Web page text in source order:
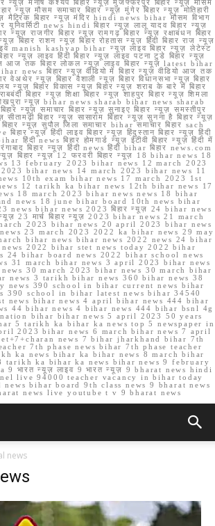
न्यूज़ मनीष कश्यप बिहार न्यूज़ मुजफ्फरपुर बिहार न्यूज़ मौसम
न्यूज़ मौसम समाचार बिहार न्यूज़ मुंगेर बिहार न्यूज़ मोतिहारी
मैट्रिक बिहार न्यूज़ मंदिर hindi news bihar मौसम विभाग
यूनिवर्सिटी news hindi बिहार न्यूज़ लालू यादव बिहार न्यूज़
न्यूज़ राजगीर बिहार न्यूज़ रामगढ़ बिहार न्यूज़ रक्षाबंधन बिहार
बिहार राशन न्यूज़ बिहार रोहतास न्यूज़ हिंदी बिहार राज न्यूज़
manish kashyap bihar न्यूज़ लाइव बिहार न्यूज़ लेटेस्ट
न्यूज़ लाइव हिंदी बिहार न्यूज़ लाइव पटना टुडे बिहार न्यूज़
आज तक बिहार लोकल न्यूज़ लाइव बिहार न्यूज़ latest bihar
news बिहार न्यूज़ वीडियो में बिहार न्यूज़ वीडियो आज तक
वेअथेर न्यूज़ बिहार वैशाली न्यूज़ बिहार विधानसभा न्यूज़ बिहार
न्यूज़ बिहार विकास न्यूज़ बिहार न्यूज़ शराब के बारे में बिहार
बिहार न्यूज़ शिक्षा बिहार न्यूज़ शाहपुर बिहार न्यूज़ शिमला
शेखपुरा न्यूज़ bihar news sharab bihar news sharab
न्यूज़ समाचार बिहार न्यूज़ सुनाइए बिहार न्यूज़ समस्तीपुर
सीतामढ़ी बिहार न्यूज़ सासाराम बिहार न्यूज़ सुनना है बिहार न्यूज़
न्यूज़ सुपौल जिला समाचार bihar समाचार बिहार sach
न्यूज़ हिंदी लाइव बिहार न्यूज़ हिंदुस्तान बिहार न्यूज़ हिंदी
हिंदी news बिहार होमगार्ड न्यूज़ ईटीवी बिहार न्यूज़ हिंदी में
बिहार न्यूज़ हिंदी news हिंदी bihar बिहार news.com
न्यूज़ बिहार न्यूज़ 12 फरवरी बिहार न्यूज़ 18 bihar news 18
13 february 2023 bihar news 12 march 2023
bihar news 14 march 2023 bihar news 11
10th exam bihar news 17 march 2023 1st
12 tarikh ka bihar news 12th bihar news 17
18 march 2023 bihar news news 18 bihar
news 18 june bihar board 10th news bihar
news bihar news 2023 बिहार न्यूज़ 24 bihar news
23 मार्च बिहार न्यूज़ 2023 bihar news 21 march
2023 bihar news 20 april 2023 bihar news
23 march 2023 2022 ka bihar news 29 may
bihar news bihar news 2022 news 24 bihar
2022 bihar stet news today 2022 bihar
24 bihar board news 2022 bihar school news
31 march bihar news 3 april 2023 bihar news
30 march 2023 bihar news 30 march bihar
news 3 tarikh bihar news 360 bihar news 38
news 390 school in bihar current news bihar
390 school in bihar latest news bihar 34540
news bihar news 4 april bihar news 444 bihar
44 bihar news 4 bihar news 444 bihar bsnl 4g
bihar bihar news 5 april 2023 50 years
5 tarikh ka bihar ka news top 5 newspaper in
2023 bihar news 6 march bihar news 7 april
news 7 bihar jharkhand bihar 7th
7th phase news bihar 7th phase teacher
ka news bihar ka bihar news 8 march bihar
tarikh ka bihar ka news bihar news 9 february
भारत न्यूज़ लाइव 9 भारत न्यूज़ 9 bharat news hindi
live 94000 teacher vacancy in bihar today
bihar board 9th class news 9 bharat news
news live youtube t v 9 bharat news
news